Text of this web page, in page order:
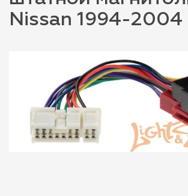
Nissan 1994-2004